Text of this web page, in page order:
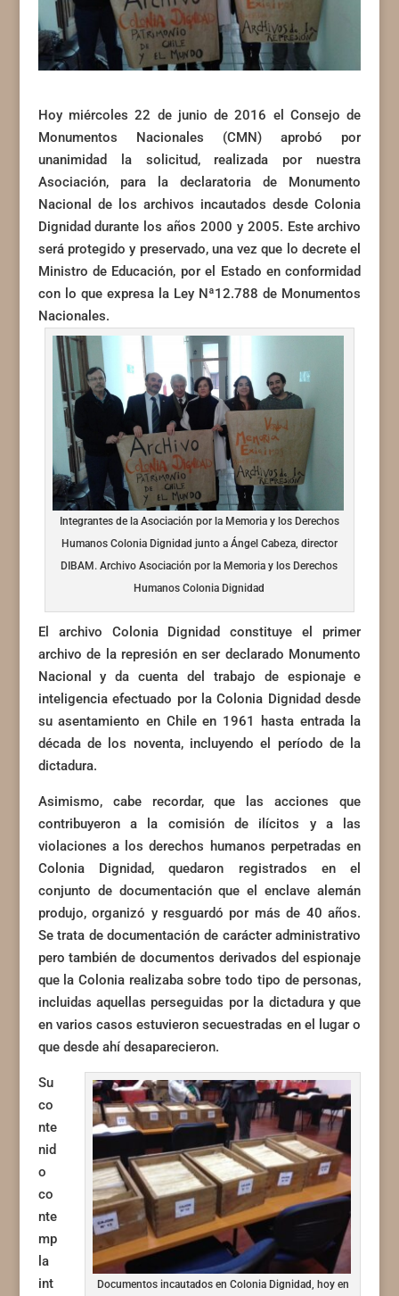
Hoy miércoles 22 de junio de 2016 el Consejo de
Monumentos Nacionales (CMN) aprobó por
unanimidad la solicitud, realizada por nuestra
Asociación, para la declaratoria de Monumento
Nacional de los archivos incautados desde Colonia
Dignidad durante los años 2000 y 2005. Este archivo
será protegido y preservado, una vez que lo decrete el
Ministro de Educación, por el Estado en conformidad
con lo que expresa la Ley Nª12.788 de Monumentos
Nacionales.
Integrantes de la Asociación por la Memoria y los Derechos
Humanos Colonia Dignidad junto a Ángel Cabeza, director
DIBAM. Archivo Asociación por la Memoria y los Derechos
Humanos Colonia Dignidad
El archivo Colonia Dignidad constituye el primer
archivo de la represión en ser declarado Monumento
Nacional y da cuenta del trabajo de espionaje e
inteligencia efectuado por la Colonia Dignidad desde
su asentamiento en Chile en 1961 hasta entrada la
década de los noventa, incluyendo el período de la
dictadura.
Asimismo, cabe recordar, que las acciones que
contribuyeron a la comisión de ilícitos y a las
violaciones a los derechos humanos perpetradas en
Colonia Dignidad, quedaron registrados en el
conjunto de documentación que el enclave alemán
produjo, organizó y resguardó por más de 40 años.
Se trata de documentación de carácter administrativo
pero también de documentos derivados del espionaje
que la Colonia realizaba sobre todo tipo de personas,
incluidas aquellas perseguidas por la dictadura y que
en varios casos estuvieron secuestradas en el lugar o
que desde ahí desaparecieron.
Documentos incautados en Colonia Dignidad, hoy en
Su
co
nte
nid
o
co
nte
mp
la
int